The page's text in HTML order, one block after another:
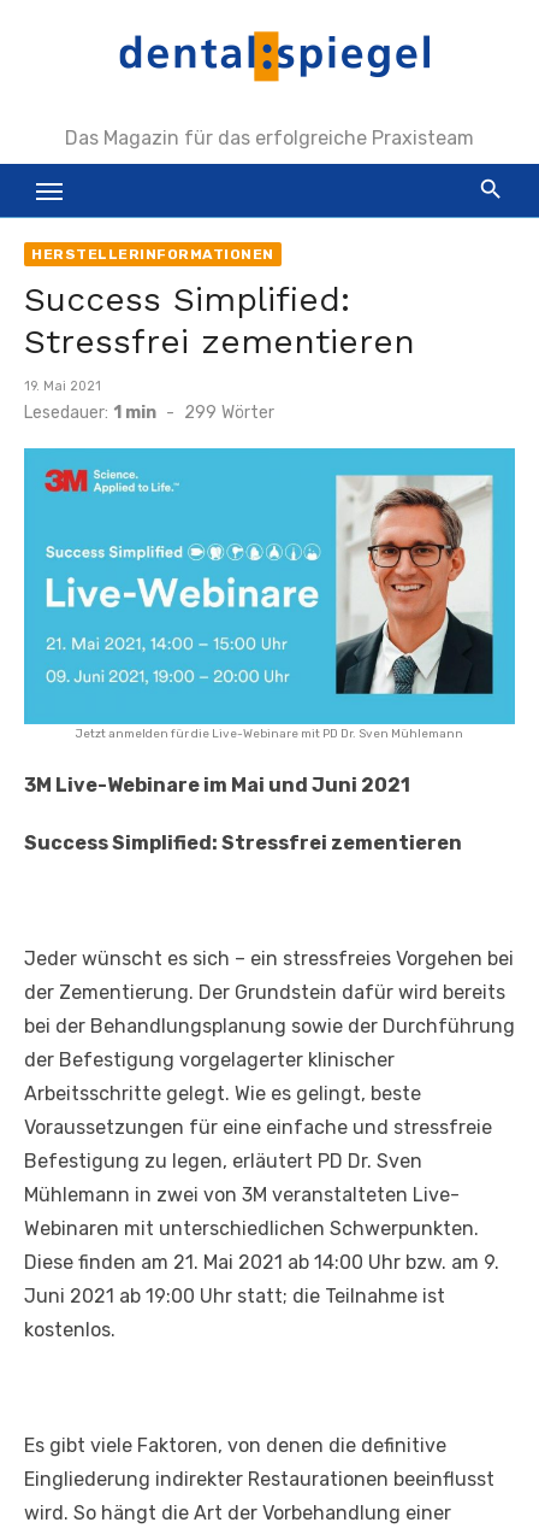
Das Magazin für das erfolgreiche Praxisteam
HERSTELLERINFORMATIONEN
Success Simplified:
Stressfrei zementieren
Veröffentlicht
am
19. Mai 2021
Lesedauer: 1 min - 299 Wörter
Jetzt anmelden für die Live-Webinare mit PD Dr. Sven Mühlemann
3M Live-Webinare im Mai und Juni 2021
Success Simplified: Stressfrei zementieren
Jeder wünscht es sich – ein stressfreies Vorgehen bei
der Zementierung. Der Grundstein dafür wird bereits
bei der Behandlungsplanung sowie der Durchführung
der Befestigung vorgelagerter klinischer
Arbeitsschritte gelegt. Wie es gelingt, beste
Voraussetzungen für eine einfache und stressfreie
Befestigung zu legen, erläutert PD Dr. Sven
Mühlemann in zwei von 3M veranstalteten Live-
Webinaren mit unterschiedlichen Schwerpunkten.
Diese finden am 21. Mai 2021 ab 14:00 Uhr bzw. am 9.
Juni 2021 ab 19:00 Uhr statt; die Teilnahme ist
kostenlos.
Es gibt viele Faktoren, von denen die definitive
Eingliederung indirekter Restaurationen beeinflusst
wird. So hängt die Art der Vorbehandlung einer